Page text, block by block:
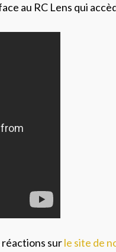
au RC Lens qui
réactions surle site de